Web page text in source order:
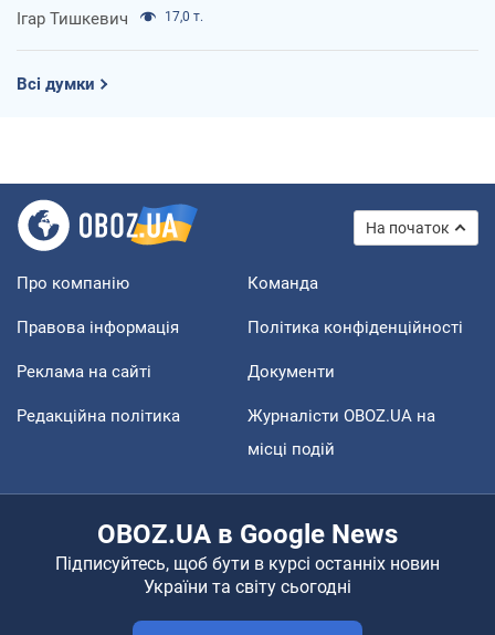
Ігар Тишкевич 17,0 т.
Всі думки
На початок
Про компанію Команда
Правова інформація Політика конфіденційності
Реклама на сайті Документи
Редакційна політика
Журналісти OBOZ.UA на
місці подій
OBOZ.UA в Google News
Підписуйтесь, щоб бути в курсі останніх новин
України та світу сьогодні